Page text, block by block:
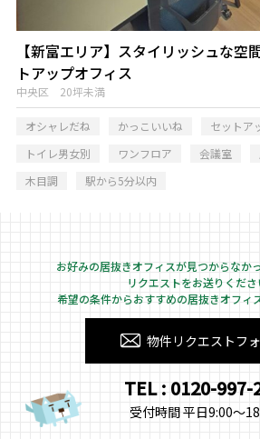
【新富エリア】スタイリッシュな空
トアップオフィス
中央区 20坪未満
オシャレだね かっこいいね
セットア
トイレ男女別
ワンフロア 会議室
木目調
駅から5分以内
お好みの居抜きオフィスが見つからなか
リクエストをお送りくださ
希望の条件からおすすめの居抜きオフィ
物件リクエストフ
TEL : 0120-997-
受付時間 平日9:00～